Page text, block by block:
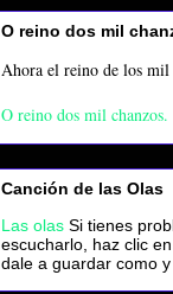
O reino dos mil
Ahora el reino de los mil
O reino dos mil chanzos.
Canción de las Olas
Las olas Si tienes
escucharlo, haz clic
dale a guardar como